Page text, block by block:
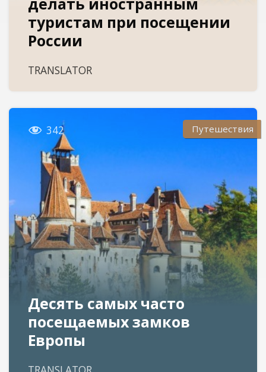
туристам при посещении
России
TRANSLATOR
 342 Путешествия
Десять самых часто
посещаемых замков
Европы